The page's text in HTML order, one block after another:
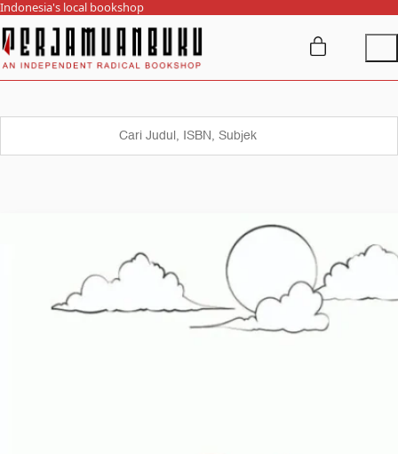
Indonesia's local bookshop